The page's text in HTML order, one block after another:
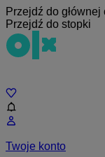
Przejdź do głównej
Przejdź do stopki
Twoje konto